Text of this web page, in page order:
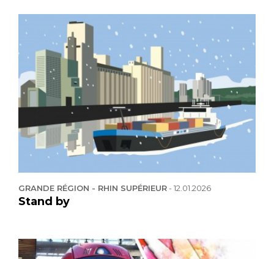
GRANDE RÉGION - RHIN SUPÉRIEUR-12.01.2026
Stand by